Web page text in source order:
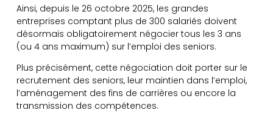
Ainsi, depuis le 26 octobre 2025, les grandes
entreprises comptant plus de 300 salariés doivent
désormais obligatoirement négocier tous les 3 ans
(ou 4 ans maximum) sur l’emploi des seniors.
Plus précisément, cette négociation doit porter sur le
recrutement des seniors, leur maintien dans l’emploi,
l’aménagement des fins de carrières ou encore la
transmission des compétences.